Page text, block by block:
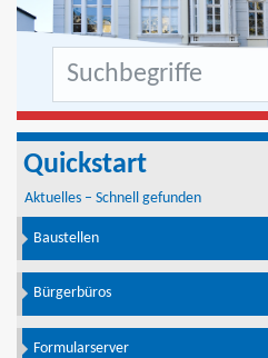
Quickstart
Aktuelles – Schnell gefunden
Baustellen
Bürgerbüros
Formularserver